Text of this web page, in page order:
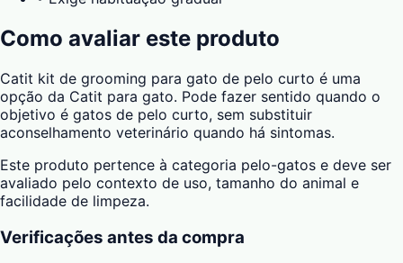
Como avaliar este produto
Catit kit de grooming para gato de pelo curto é uma
opção da Catit para gato. Pode fazer sentido quando o
objetivo é gatos de pelo curto, sem substituir
aconselhamento veterinário quando há sintomas.
Este produto pertence à categoria pelo-gatos e deve ser
avaliado pelo contexto de uso, tamanho do animal e
facilidade de limpeza.
Verificações antes da compra